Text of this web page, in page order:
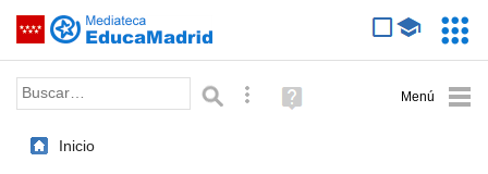
Saltar navegación
Palabra o frase: Búsqueda avanzada
Ayuda
(en
Inicio